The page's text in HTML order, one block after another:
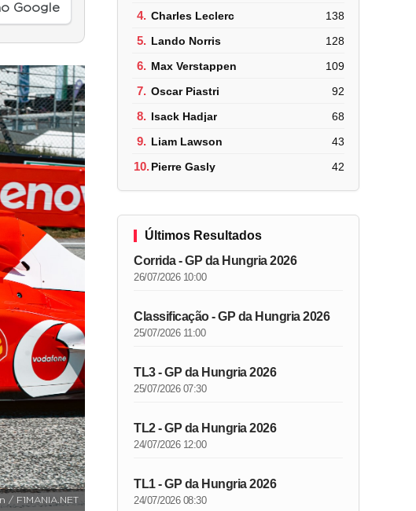
Google
/ F1MANIA.NET
4. Charles Leclerc 138
5. Lando Norris 128
6. Max Verstappen 109
7. Oscar Piastri 92
8. Isack Hadjar 68
9. Liam Lawson 43
10.Pierre Gasly 42
Últimos Resultados
Corrida - GP da Hungria 2026
26/07/2026 10:00
Classificação - GP da Hungria 2026
25/07/2026 11:00
TL3 - GP da Hungria 2026
25/07/2026 07:30
TL2 - GP da Hungria 2026
24/07/2026 12:00
TL1 - GP da Hungria 2026
24/07/2026 08:30